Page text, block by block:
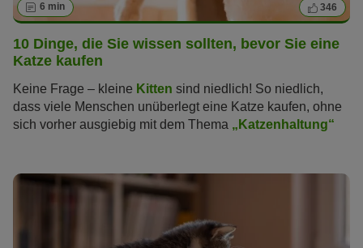
6 min 346
10 Dinge, die Sie wissen sollten, bevor Sie eine
Katze kaufen
Keine Frage – kleine Kitten sind niedlich! So niedlich,
dass viele Menschen unüberlegt eine Katze kaufen, ohne
sich vorher ausgiebig mit dem Thema „Katzenhaltung“
Jahre begleiten. Der Einzug eines Kittens oder einer
erwachsenen Katze sollte darum wohlüberlegt sein! Diese
„10 Dinge, die Sie wissen sollten, bevor Sie eine Katze
kaufen“ helfen Ihnen bei der Entscheidungsfindung.